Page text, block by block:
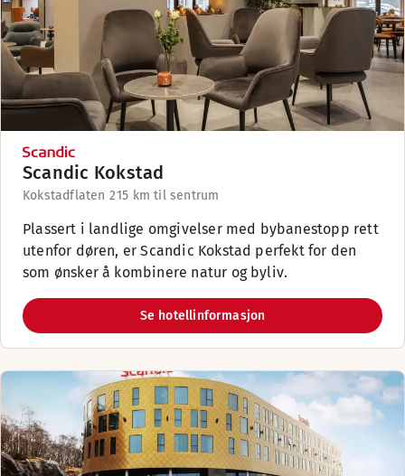
Scandic Kokstad
Kokstadflaten 215 km til sentrum
Plassert i landlige omgivelser med bybanestopp rett
utenfor døren, er Scandic Kokstad perfekt for den
som ønsker å kombinere natur og byliv.
Se hotellinformasjon